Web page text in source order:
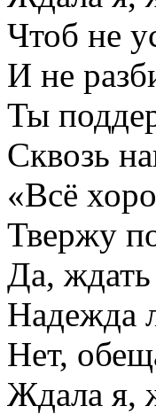
Чтоб не
И не
Ты
Сквозь
«Всё
Твержу
Да,
Надежда
Нет,
Ждала я,